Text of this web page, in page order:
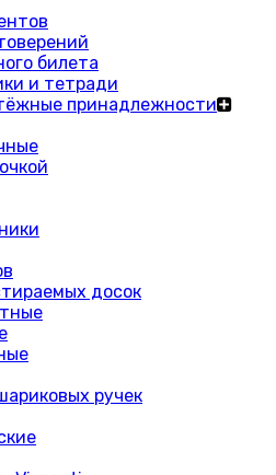
билета
и тетради
принадлежности
досок
ручек